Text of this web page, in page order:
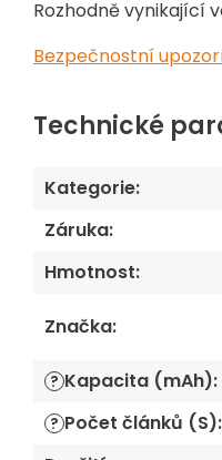
Rozhodně vynikající
Bezpečnostní
Technické
Kategorie:
Záruka:
Hmotnost:
Značka:
? Kapacita (mAh):
? Počet článků (S):